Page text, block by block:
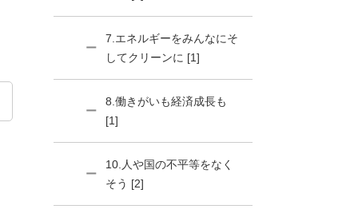
7.エネルギーをみんなにそ
してクリーンに [1]
8.働きがいも経済成長も
[1]
10.人や国の不平等をなく
そう [2]